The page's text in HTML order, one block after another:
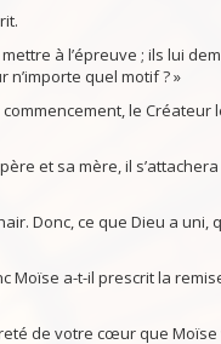
à l’épreuve ; ils lui
quel motif ? »
le Créateur
et sa mère, il
Donc, ce que Dieu a uni,
a-t-il prescrit la
de votre cœur que